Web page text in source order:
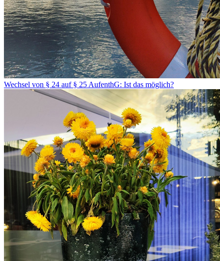
Wechsel von § 24 auf § 25 AufenthG: Ist das möglich?